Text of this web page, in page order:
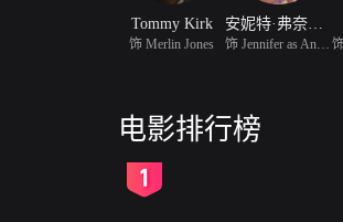
Tommy Kirk
饰 Merlin Jones
电影排行榜